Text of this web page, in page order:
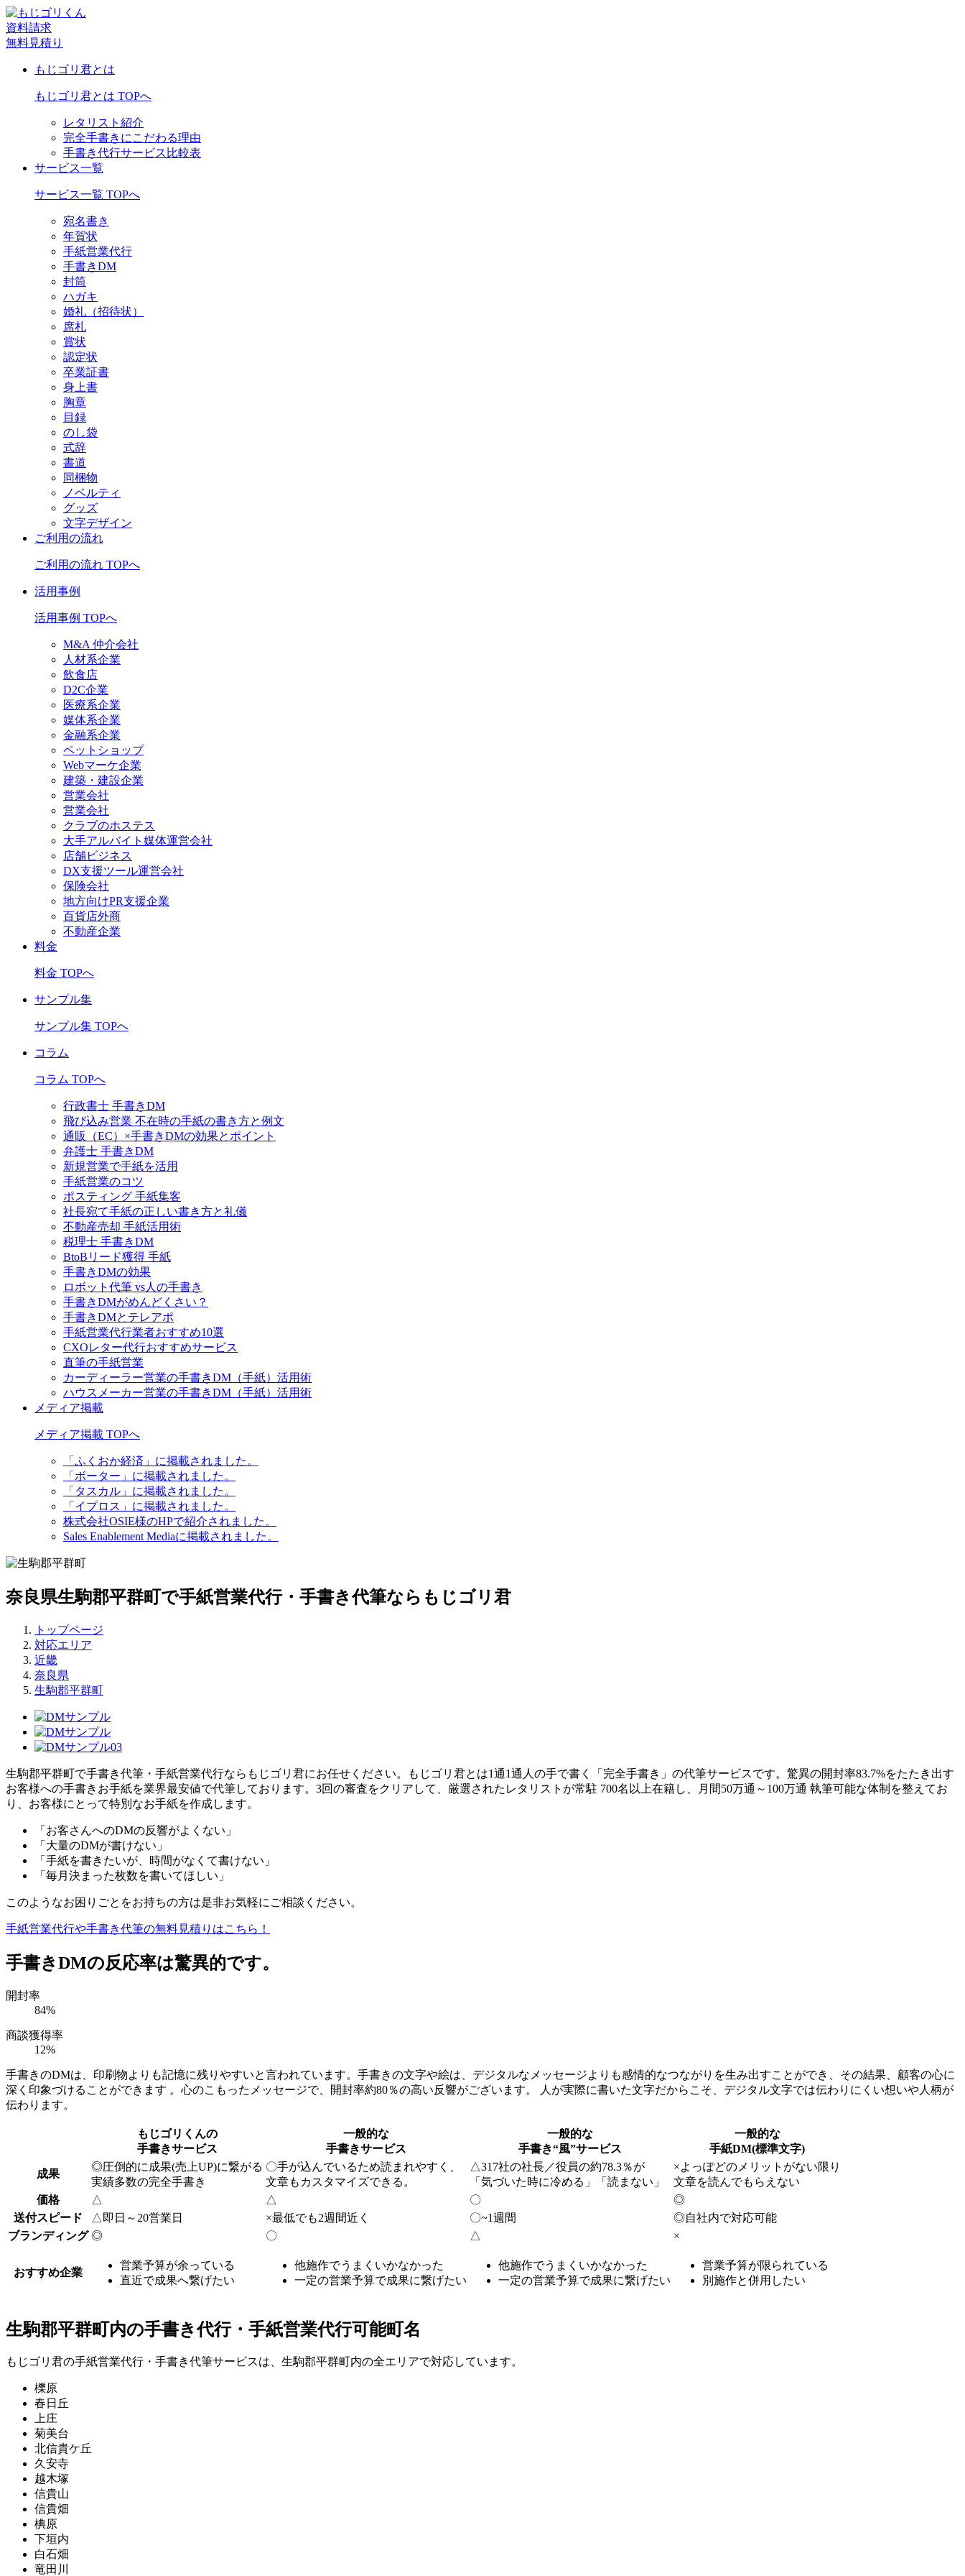
資料請求
無料見積り
もじゴリ君とは
もじゴリ君とは TOPへ
レタリスト紹介
完全手書きにこだわる理由
手書き代行サービス比較表
サービス一覧
サービス一覧 TOPへ
宛名書き
年賀状
手紙営業代行
手書きDM
封筒
ハガキ
婚礼（招待状）
席札
賞状
認定状
卒業証書
身上書
胸章
目録
のし袋
式辞
書道
同梱物
ノベルティ
グッズ
文字デザイン
ご利用の流れ
ご利用の流れ TOPへ
活用事例
活用事例 TOPへ
M&A 仲介会社
人材系企業
飲食店
D2C企業
医療系企業
媒体系企業
金融系企業
ペットショップ
Webマーケ企業
建築・建設企業
営業会社
営業会社
クラブのホステス
大手アルバイト媒体運営会社
店舗ビジネス
DX支援ツール運営会社
保険会社
地方向けPR支援企業
百貨店外商
不動産企業
料金
料金 TOPへ
サンプル集
サンプル集 TOPへ
コラム
コラム TOPへ
行政書士 手書きDM
飛び込み営業 不在時の手紙の書き方と例文
通販（EC）×手書きDMの効果とポイント
弁護士 手書きDM
新規営業で手紙を活用
手紙営業のコツ
ポスティング 手紙集客
社長宛て手紙の正しい書き方と礼儀
不動産売却 手紙活用術
税理士 手書きDM
BtoBリード獲得 手紙
手書きDMの効果
ロボット代筆 vs人の手書き
手書きDMがめんどくさい？
手書きDMとテレアポ
手紙営業代行業者おすすめ10選
CXOレター代行おすすめサービス
直筆の手紙営業
カーディーラー営業の手書きDM（手紙）活用術
ハウスメーカー営業の手書きDM（手紙）活用術
メディア掲載
メディア掲載 TOPへ
「ふくおか経済」に掲載されました。
「ボーター」に掲載されました。
「タスカル」に掲載されました。
「イプロス」に掲載されました。
株式会社OSIE様のHPで紹介されました。
Sales Enablement Mediaに掲載されました。
奈良県生駒郡平群町で手紙営業代行・手書き代筆ならもじゴリ君
トップページ
対応エリア
近畿
奈良県
生駒郡平群町
生駒郡平群町で手書き代筆・手紙営業代行ならもじゴリ君にお任せください。もじゴリ君とは1通1通人の手で書く「完全手書き」の代筆サービスです。驚異の開封率83.7%をたたき出す
お客様への手書きお手紙を業界最安値で代筆しております。3回の審査をクリアして、厳選されたレタリストが常駐 700名以上在籍し、月間50万通～100万通 執筆可能な体制を整えてお
り、お客様にとって特別なお手紙を作成します。
「お客さんへのDMの反響がよくない」
「大量のDMが書けない」
「手紙を書きたいが、時間がなくて書けない」
「毎月決まった枚数を書いてほしい」
このようなお困りごとをお持ちの方は是非お気軽にご相談ください。
手紙営業代行や手書き代筆の無料見積りはこちら！
手書きDMの反応率は驚異的です。
開封率
84%
商談獲得率
12%
手書きのDMは、印刷物よりも記憶に残りやすいと言われています。手書きの文字や絵は、デジタルなメッセージよりも感情的なつながりを生み出すことができ、その結果、顧客の心に
深く印象づけることができます 。心のこもったメッセージで、開封率約80％の高い反響がございます。 人が実際に書いた文字だからこそ、デジタル文字では伝わりにくい想いや人柄が
伝わります。
もじゴリくんの
手書きサービス
一般的な
手書きサービス
一般的な
手書き“風”サービス
一般的な
手紙DM(標準文字)
成果
◎圧倒的に成果(売上UP)に繋がる
実績多数の完全手書き
〇手が込んでいるため読まれやすく、
文章もカスタマイズできる。
△317社の社長／役員の約78.3％が
「気づいた時に冷める」「読まない」
×よっぽどのメリットがない限り
文章を読んでもらえない
価格
△ △ 〇
◎
送付スピード
△ 即日～20営業日 ×最低でも2週間近く 〇~1週間 ◎自社内で対応可能
ブランディング ◎ 〇 △ ×
おすすめ企業
営業予算が余っている
直近で成果へ繋げたい
他施作でうまくいかなかった
一定の営業予算で成果に繋げたい
他施作でうまくいかなかった
一定の営業予算で成果に繋げたい
営業予算が限られている
別施作と併用したい
生駒郡平群町内の手書き代行・手紙営業代行可能町名
もじゴリ君の手紙営業代行・手書き代筆サービスは、生駒郡平群町内の全エリアで対応しています。
櫟原
春日丘
上庄
菊美台
北信貴ケ丘
久安寺
越木塚
信貴山
信貴畑
椣原
下垣内
白石畑
竜田川